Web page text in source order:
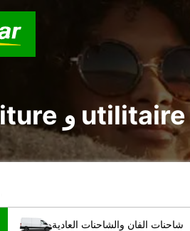
شاحنات الفان والشاحنات العادية